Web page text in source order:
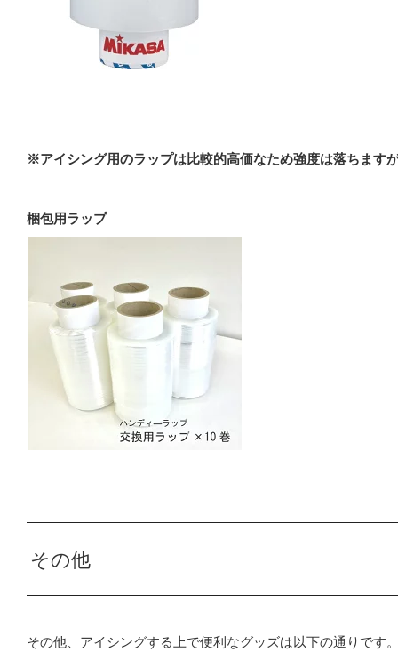
※アイシング用のラップは比較的高価なため強度は落ちます
梱包用ラップ
その他
その他、アイシングする上で便利なグッズは以下の通りです